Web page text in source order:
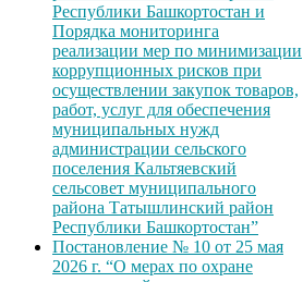
Республики Башкортостан и
Порядка мониторинга
реализации мер по минимизации
коррупционных рисков при
осуществлении закупок товаров,
работ, услуг для обеспечения
муниципальных нужд
администрации сельского
поселения Кальтяевский
сельсовет муниципального
района Татышлинский район
Республики Башкортостан”
Постановление № 10 от 25 мая
2026 г. “О мерах по охране